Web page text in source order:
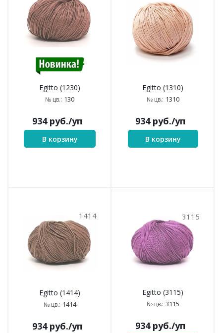
Egitto (1230)
№ цв.: 130
934руб./уп
В корзину
Egitto (1310)
№ цв.: 1310
934руб./уп
В корзину
1414
Egitto (1414)
№ цв.: 1414
934руб./уп
3115
Egitto (3115)
№ цв.: 3115
934руб./уп